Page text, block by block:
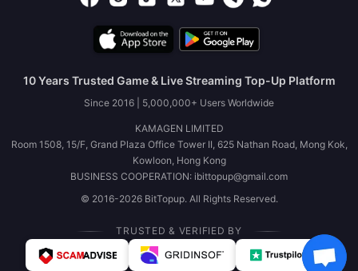
10 Years Trusted Game & Live Streaming Top-Up Platform
Since 2016 | 5,000,000+ Users Worldwide
KAMAGEN LIMITED
Room 1508, 15/F, Grand Plaza Office Tower II, 625 Nathan Road, Mong Kok,
Kowloon, Hong Kong
BUSINESS COOPERATION: ibittopup@gmail.com
© 2016-2026 BitTopup. All Rights Reserved.
TRUSTED & VERIFIED BY